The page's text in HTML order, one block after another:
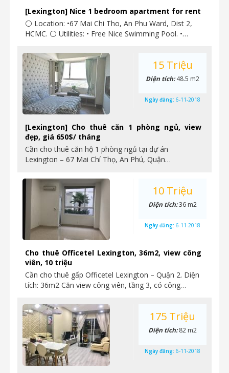
[Lexington] Nice 1 bedroom apartment for rent
⚪ Location: •67 Mai Chi Tho, An Phu Ward, Dist 2,
HCMC. ⚪ Utilities: • Free Nice Swimming Pool. •…
[Lexington] Cho thuê căn 1 phòng ngủ, view
đẹp, giá 650$/ tháng
Cần cho thuê căn hộ 1 phòng ngủ tại dự án
Lexington – 67 Mai Chí Thọ, An Phú, Quận…
15 Triệu
Diện tích:48.5 m2
Ngày đăng: 6-11-2018
Cho thuê Officetel Lexington, 36m2, view công
viên, 10 triệu
Cần cho thuê gấp Officetel Lexington – Quận 2. Diện
tích: 36m2 Căn view công viên, tầng 3, có công…
10 Triệu
Diện tích:36 m2
Ngày đăng: 6-11-2018
175 Triệu
Diện tích:82 m2
Ngày đăng: 6-11-2018